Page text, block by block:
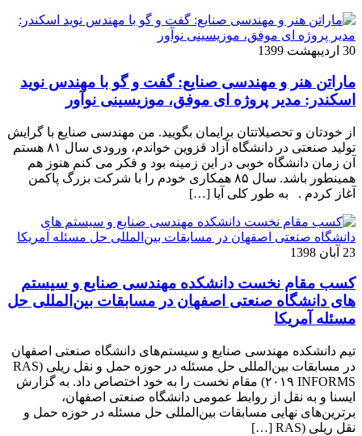
30 اردیبهشت 1399
ماراتن هنر و مهندسی صنایع: گفت و گو با مهندس نوید
اسکندر: مدیر پروژه ای موفق، موزیسینی نوآور
از خودتان و تحصیلاتتان برایمان بگویید. من مهندسی صنایع با گرایش
تولید صنعتی در دانشگاه آزاد قزوین خواندم، ورودی سال ۸۱ هستم
آن زمان دانشگاه خوبی در این زمینه بود و فکر می کنم هنوز هم
همینطور باشد. سال ۸۵ همکاری خودم را با شرکت بزرگ پاکمن
آغاز کردم . به طور کلی آیا […]
23 آبان 1398
کسب مقام نخست دانشکده مهندسی صنایع و سیستم
های دانشگاه صنعتی اصفهان در مسابقات بین‌المللی حل
مسئله آمریکا
تیم دانشکده مهندسی صنایع و سیستم‌های دانشگاه صنعتی اصفهان
در مسابقات بین‌المللی حل مسئله در حوزه حمل و نقل ریلی (RAS
۲۰۱۹ INFORMS) مقام نخست را به خود اختصاص داد. به گزارش
ایسنا و به نقل از روابط عمومی دانشگاه صنعتی اصفهان،
برترین‌های نهایی مسابقات بین‌المللی حل مسئله در حوزه حمل و
نقل ریلی (RAS […]